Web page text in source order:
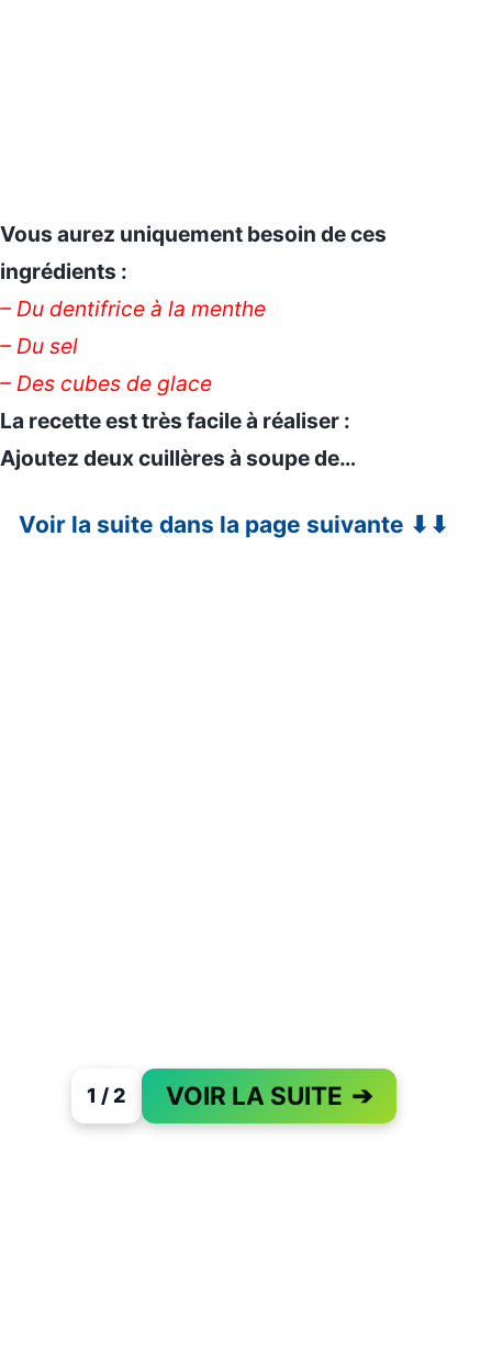
Vous aurez uniquement besoin de ces
ingrédients :
– Du dentifrice à la menthe
– Du sel
– Des cubes de glace
La recette est très facile à réaliser :
Ajoutez deux cuillères à soupe de…
Voir la suite dans la page suivante ⬇⬇
1 / 2 VOIR LA SUITE ➔
PAGE 1 OF 2